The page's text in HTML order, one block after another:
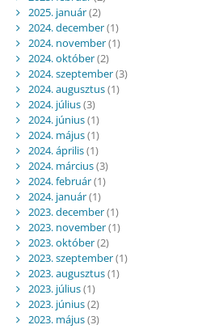
2025. január(2)
2024. december(1)
2024. november(1)
2024. október(2)
2024. szeptember(3)
2024. augusztus(1)
2024. július(3)
2024. június(1)
2024. május(1)
2024. április(1)
2024. március(3)
2024. február(1)
2024. január(1)
2023. december(1)
2023. november(1)
2023. október(2)
2023. szeptember(1)
2023. augusztus(1)
2023. július(1)
2023. június(2)
2023. május(3)